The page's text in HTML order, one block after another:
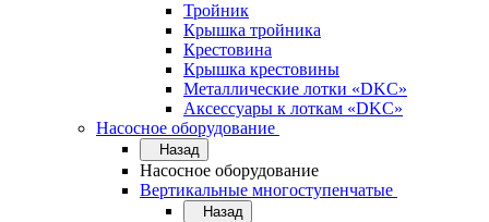
Тройник
Крышка тройника
Крестовина
Крышка крестовины
Металлические лотки «DKC»
Аксессуары к лоткам «DKC»
Насосное оборудование
Назад
Насосное оборудование
Вертикальные многоступенчатые
Назад